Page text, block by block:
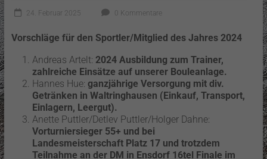
24. Februar 2025 0 Kommentare
Vorschläge für den Sportler/Mitglied des Jahres 2024
Andreas Artelt:2024 Ausbildung zum Trainer,
zahlreiche Einsätze auf unserer Bouleanlage.
Hannes Hue:ganzjährige Versorgung mit div.
Getränken in Waltringhausen (Einkauf, Transport,
Einlagern, Leergut).
Anette Puttler/Detlev Puttler/Holger Dahne:
Vorturniersieger 55+ und bei
Landesmeisterschaft Platz 17 und trotzdem
Teilnahme an der DM in Ensdorf 16tel Finale im